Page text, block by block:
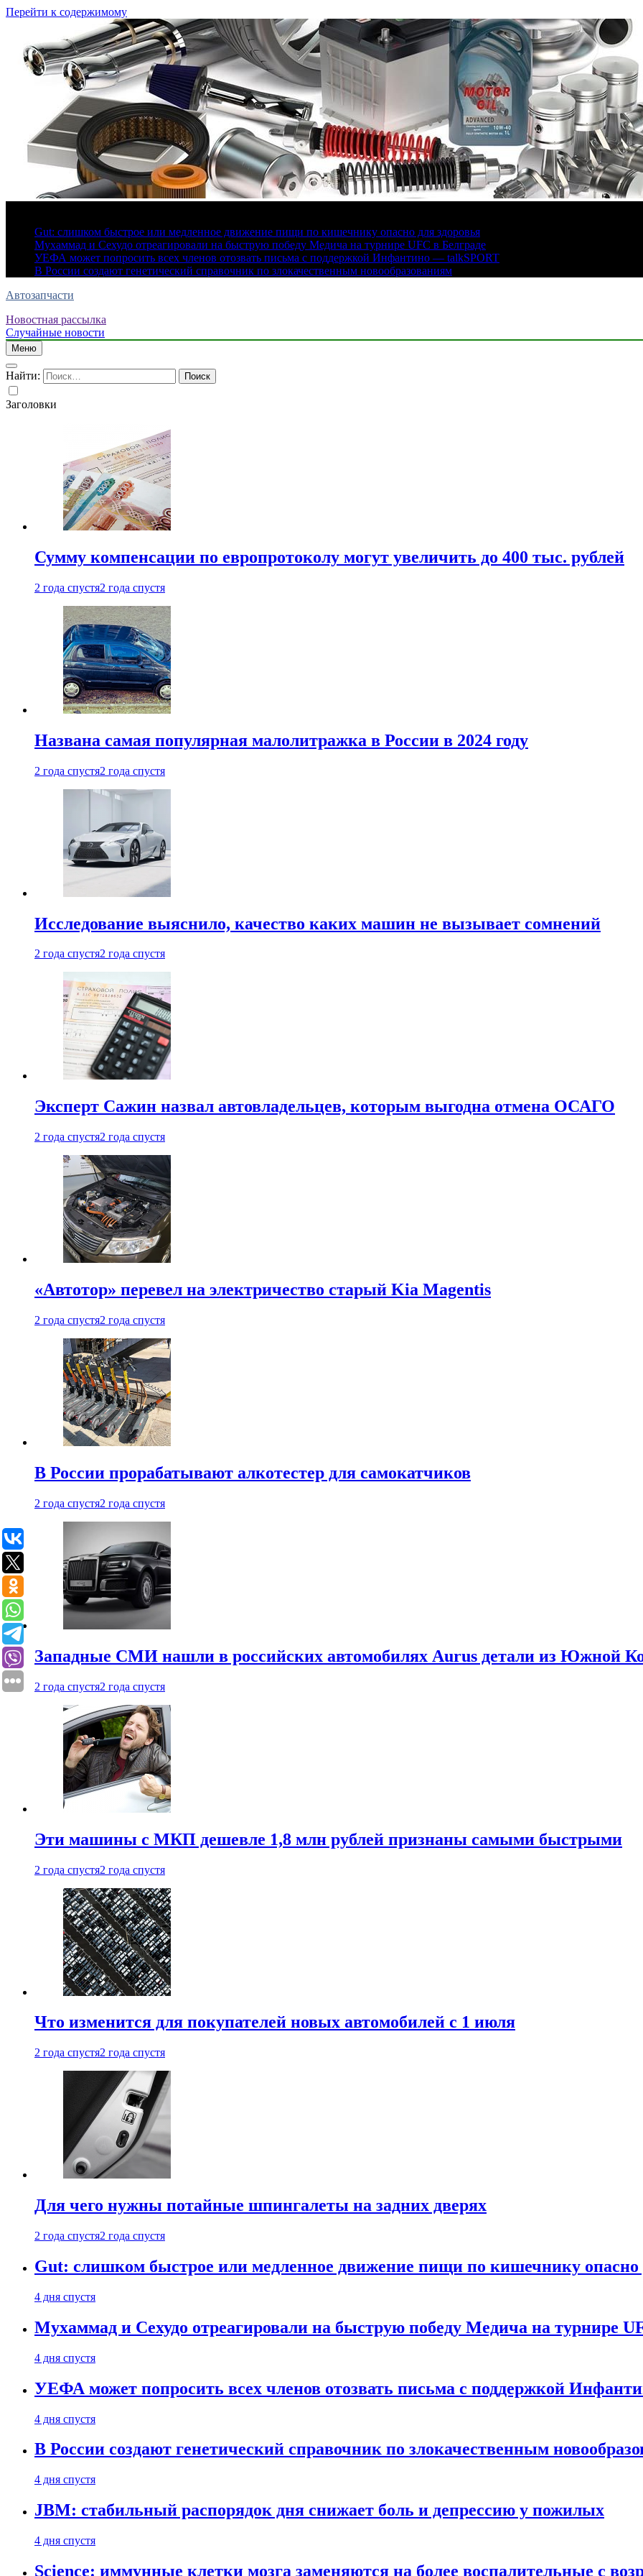
Перейти к содержимому
Gut: слишком быстрое или медленное движение пищи по кишечнику опасно для здоровья
Мухаммад и Сехудо отреагировали на быструю победу Медича на турнире UFC в Белграде
УЕФА может попросить всех членов отозвать письма с поддержкой Инфантино — talkSPORT
В России создают генетический справочник по злокачественным новообразованиям
Автозапчасти
Новостная рассылка
Случайные новости
Меню
Найти:
Заголовки
Сумму компенсации по европротоколу могут увеличить до 400 тыс. рублей
2 года спустя2 года спустя
Названа самая популярная малолитражка в России в 2024 году
2 года спустя2 года спустя
Исследование выяснило, качество каких машин не вызывает сомнений
2 года спустя2 года спустя
Эксперт Сажин назвал автовладельцев, которым выгодна отмена ОСАГО
2 года спустя2 года спустя
«Автотор» перевел на электричество старый Kia Magentis
2 года спустя2 года спустя
В России прорабатывают алкотестер для самокатчиков
2 года спустя2 года спустя
Западные СМИ нашли в российских автомобилях Aurus детали из Южной
2 года спустя2 года спустя
Эти машины с МКП дешевле 1,8 млн рублей признаны самыми быстрыми
2 года спустя2 года спустя
Что изменится для покупателей новых автомобилей с 1 июля
2 года спустя2 года спустя
Для чего нужны потайные шпингалеты на задних дверях
2 года спустя2 года спустя
Gut: слишком быстрое или медленное движение пищи по кишечнику опасно
4 дня спустя
Мухаммад и Сехудо отреагировали на быструю победу Медича на турнире
4 дня спустя
УЕФА может попросить всех членов отозвать письма с поддержкой
4 дня спустя
В России создают генетический справочник по злокачественным
4 дня спустя
JBM: стабильный распорядок дня снижает боль и депрессию у пожилых
4 дня спустя
Science: иммунные клетки мозга заменяются на более воспалительные с